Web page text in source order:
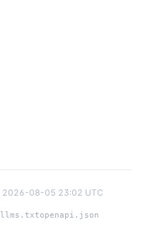
2026-08-05 23:02 UTC
llms.txtopenapi.json